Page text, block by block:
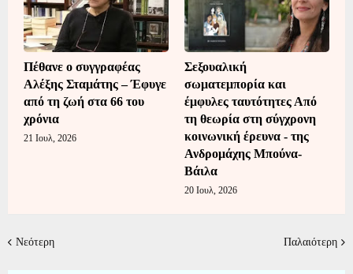
Πέθανε ο συγγραφέας
Αλέξης Σταμάτης – Έφυγε
από τη ζωή στα 66 του
χρόνια
21 Ιουλ, 2026
Σεξουαλική
σωματεμπορία και
έμφυλες ταυτότητες Από
τη θεωρία στη σύγχρονη
κοινωνική έρευνα - της
Ανδρομάχης Μπούνα-
Βάιλα
20 Ιουλ, 2026
Νεότερη Παλαιότερη